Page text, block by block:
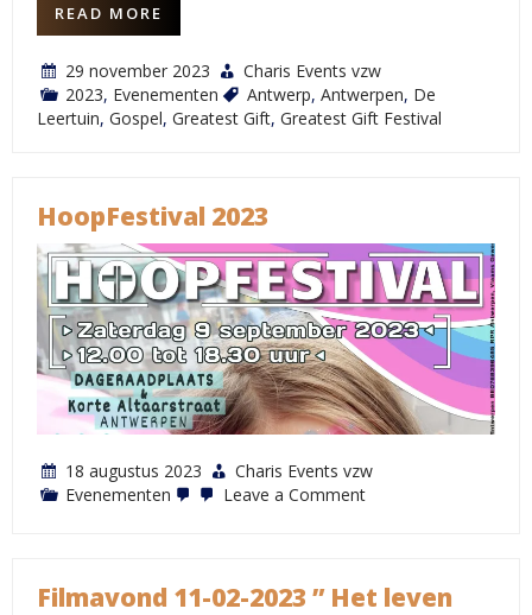
READ MORE
29 november 2023
Charis Events vzw
2023, Evenementen Antwerp, Antwerpen, De
Leertuin, Gospel, Greatest Gift, Greatest Gift Festival
HoopFestival 2023
18 augustus 2023
Charis Events vzw
Evenementen
Leave a Commenton
Filmavond 11-02-2023 ” Het leven